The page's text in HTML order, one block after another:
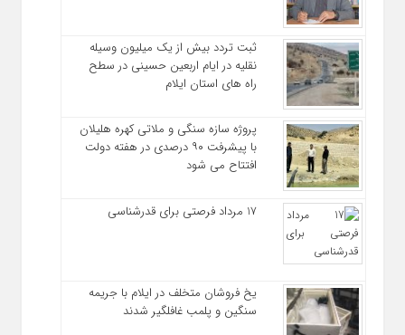
ثبت تردد بیش از یک میلیون وسیله
نقلیه در ایام اربعین حسینی در سطح
راه‌ های استان ایلام
پروژه سازه سنگی و ملاتی کهره هلیلان
با پیشرفت ۹۰ درصدی در هفته دولت
افتتاح می شود
17 مرداد فرصتی برای قدرشناسی
یخ‌ فروشان متخلف در ایلام با جریمه
سنگین و پلمب غافلگیر شدند